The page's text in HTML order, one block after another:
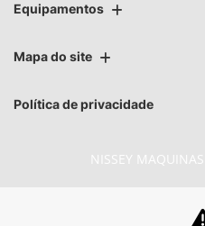
Equipamentos
Mapa do site
Política de privacidade
NISSEY